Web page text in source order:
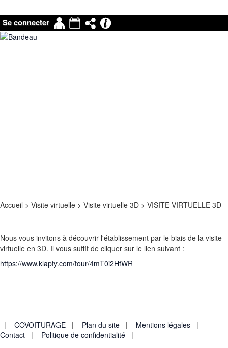
Se connecter
Mon AgendaPartage
Accueil > Visite virtuelle > Visite virtuelle 3D > VISITE VIRTUELLE 3D
Nous vous invitons à découvrir l'établissement par le biais de la visite
virtuelle en 3D. Il vous suffit de cliquer sur le lien suivant :
https://www.klapty.com/tour/4mT0i2HfWR
|
COVOITURAGE | Plan du site | Mentions légales
|
Contact
| Politique de confidentialité |